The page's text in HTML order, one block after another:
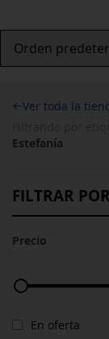
←Ver toda la
Estefanía
FILTRAR POR
Precio
En oferta